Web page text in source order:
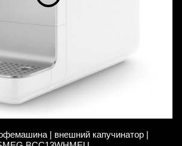
| внешний капучинатор |